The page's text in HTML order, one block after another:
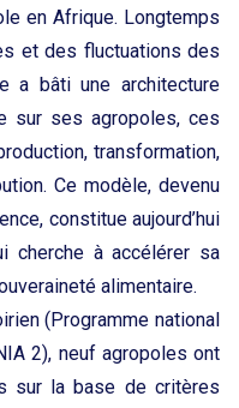
en Afrique. Longtemps
et des fluctuations des
a bâti une architecture
sur ses agropoles, ces
transformation,
Ce modèle, devenu
constitue aujourd’hui
cherche à accélérer sa
alimentaire.
(Programme national
2), neuf agropoles ont
sur la base de critères